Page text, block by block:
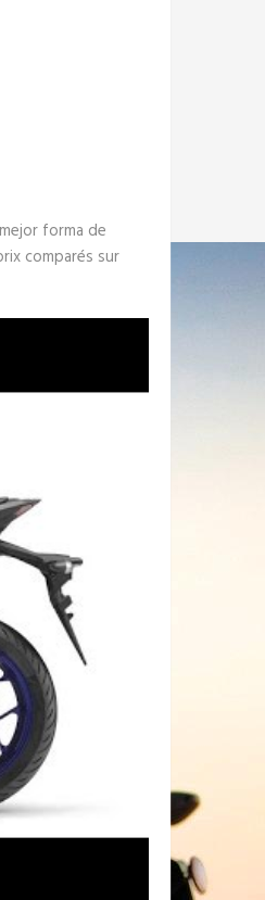
forma de
comparés sur